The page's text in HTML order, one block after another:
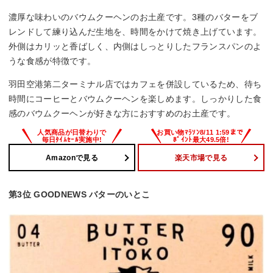
濃厚な味わいのバウムクーヘンのお土産です。3種のバターをブ
レンドして練り込んだ生地を、時間をかけて焼き上げています。
外側はカリッと香ばしく、内側はしっとりしたフランスパンのよ
うな食感が特徴です。
羽田空港第二ターミナル店ではカフェを併設しているため、待ち
時間にコーヒーとバウムクーヘンを楽しめます。しっかりした食
感のバウムクーヘンが好きな方におすすめのお土産です。
Amazonで見る 楽天市場で見る
第3位 GOODNEWS バターのいとこ